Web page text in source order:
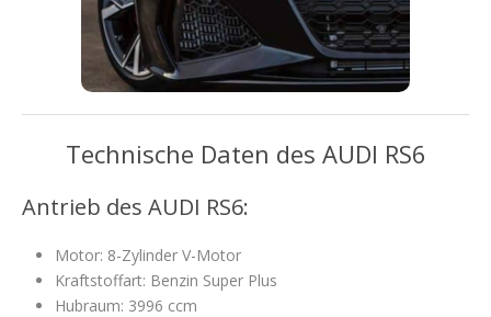
Technische Daten des AUDI RS6
Antrieb des AUDI RS6:
Motor: 8-Zylinder V-Motor
Kraftstoffart: Benzin Super Plus
Hubraum: 3996 ccm